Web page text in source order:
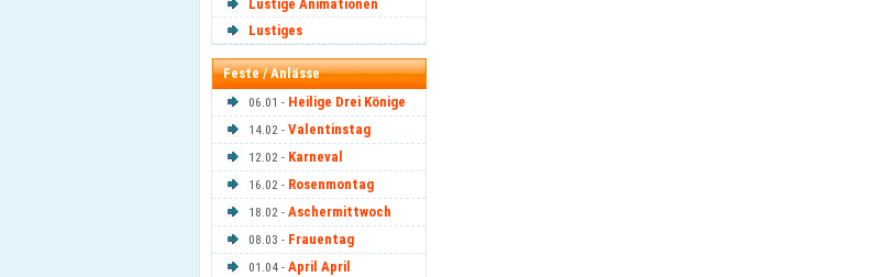
Lustige Animationen
Lustiges
Feste / Anlässe
06.01 - Heilige Drei Könige
14.02 - Valentinstag
12.02 - Karneval
16.02 - Rosenmontag
18.02 - Aschermittwoch
08.03 - Frauentag
01.04 - April April